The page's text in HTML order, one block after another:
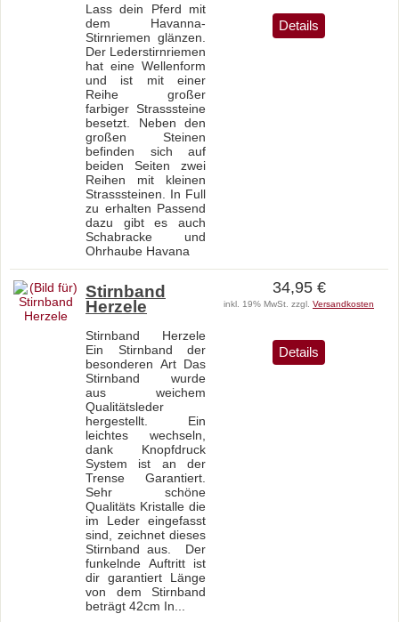
Lass dein Pferd mit
dem Havanna-
Stirnriemen glänzen.
Der Lederstirnriemen
hat eine Wellenform
und ist mit einer
Reihe großer
farbiger Strasssteine
besetzt. Neben den
großen Steinen
befinden sich auf
beiden Seiten zwei
Reihen mit kleinen
Strasssteinen. In Full
zu erhalten Passend
dazu gibt es auch
Schabracke und
Ohrhaube Havana
Details
Stirnband
Herzele
Stirnband Herzele
Ein Stirnband der
besonderen Art Das
Stirnband wurde
aus weichem
Qualitätsleder
hergestellt. Ein
leichtes wechseln,
dank Knopfdruck
System ist an der
Trense Garantiert.
Sehr schöne
Qualitäts Kristalle die
im Leder eingefasst
sind, zeichnet dieses
Stirnband aus. Der
funkelnde Auftritt ist
dir garantiert Länge
von dem Stirnband
beträgt 42cm In...
34,95 €
inkl. 19% MwSt. zzgl. Versandkosten
Details